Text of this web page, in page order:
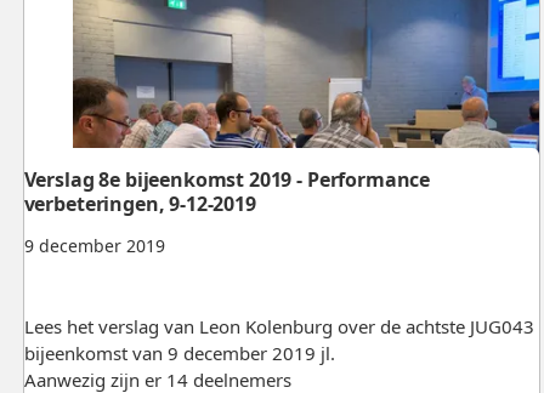
9 december 2019
Verslag 8e bijeenkomst 2019 - Performance
verbeteringen, 9-12-2019
Lees het verslag van Leon Kolenburg over de achtste JUG043
bijeenkomst van 9 december 2019 jl.
Aanwezig zijn er 14 deelnemers